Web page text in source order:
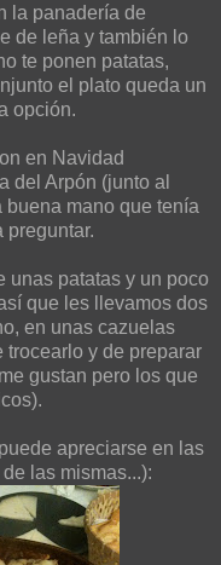
la panadería de
de leña y también lo
te ponen patatas,
el plato queda un
opción.
en Navidad
del Arpón (junto al
buena mano que tenía
preguntar.
unas patatas y un poco
que les llevamos dos
en unas cazuelas
trocearlo y de preparar
gustan pero los que
apreciarse en las
las mismas...):